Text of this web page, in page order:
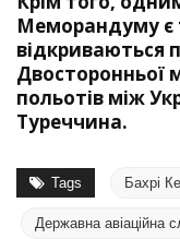
Меморандуму
відкриваються
Двосторонньої
польотів між
Туреччина.
Tags Бахрі
Державна авіаційна